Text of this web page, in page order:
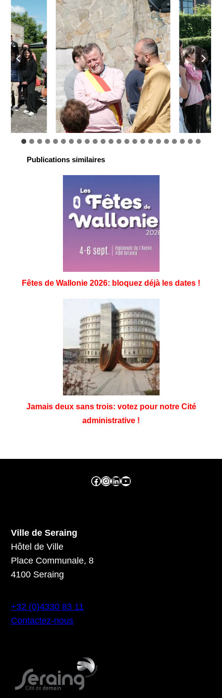
Publications similaires
Fêtes de Wallonie 2026: bloquez déjà les dates !
Jamais deux sans trois: votez pour notre Cité
administrative !
Facebook ville de seraing Instragram ville de seraing linkedin – ville de seraing YouTube
Ville de Seraing
Hôtel de Ville
Place Communale, 8
4100 Seraing
+32 (0)4330 83 11
Contactez-nous